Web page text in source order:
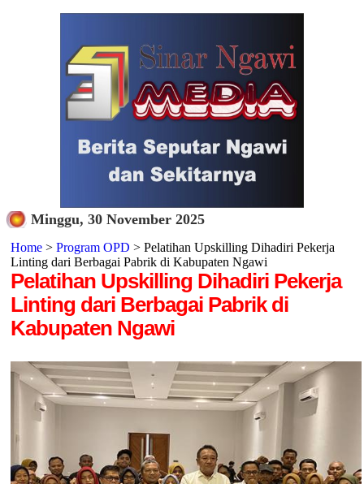
Minggu, 30 November 2025
Home> Program OPD > Pelatihan Upskilling Dihadiri Pekerja
Linting dari Berbagai Pabrik di Kabupaten Ngawi
Pelatihan Upskilling Dihadiri Pekerja
Linting dari Berbagai Pabrik di
Kabupaten Ngawi